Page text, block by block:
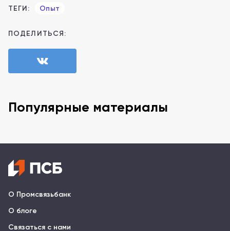
ТЕГИ: Опыт
ПОДЕЛИТЬСЯ:
Популярные материалы
О Промсвязьбанк
О блоге
Связаться с нами